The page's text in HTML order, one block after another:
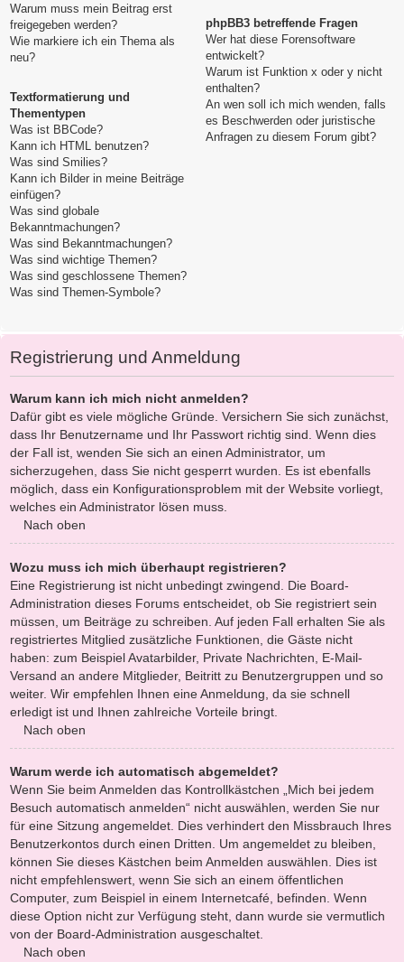
Warum muss mein Beitrag erst
freigegeben werden?
Wie markiere ich ein Thema als
neu?
Textformatierung und
Thementypen
Was ist BBCode?
Kann ich HTML benutzen?
Was sind Smilies?
Kann ich Bilder in meine Beiträge
einfügen?
Was sind globale
Bekanntmachungen?
Was sind Bekanntmachungen?
Was sind wichtige Themen?
Was sind geschlossene Themen?
Was sind Themen-Symbole?
phpBB3 betreffende Fragen
Wer hat diese Forensoftware
entwickelt?
Warum ist Funktion x oder y nicht
enthalten?
An wen soll ich mich wenden, falls
es Beschwerden oder juristische
Anfragen zu diesem Forum gibt?
Registrierung und Anmeldung
Warum kann ich mich nicht anmelden?
Dafür gibt es viele mögliche Gründe. Versichern Sie sich zunächst,
dass Ihr Benutzername und Ihr Passwort richtig sind. Wenn dies
der Fall ist, wenden Sie sich an einen Administrator, um
sicherzugehen, dass Sie nicht gesperrt wurden. Es ist ebenfalls
möglich, dass ein Konfigurationsproblem mit der Website vorliegt,
welches ein Administrator lösen muss.
Nach oben
Wozu muss ich mich überhaupt registrieren?
Eine Registrierung ist nicht unbedingt zwingend. Die Board-
Administration dieses Forums entscheidet, ob Sie registriert sein
müssen, um Beiträge zu schreiben. Auf jeden Fall erhalten Sie als
registriertes Mitglied zusätzliche Funktionen, die Gäste nicht
haben: zum Beispiel Avatarbilder, Private Nachrichten, E-Mail-
Versand an andere Mitglieder, Beitritt zu Benutzergruppen und so
weiter. Wir empfehlen Ihnen eine Anmeldung, da sie schnell
erledigt ist und Ihnen zahlreiche Vorteile bringt.
Nach oben
Warum werde ich automatisch abgemeldet?
Wenn Sie beim Anmelden das Kontrollkästchen „Mich bei jedem
Besuch automatisch anmelden“ nicht auswählen, werden Sie nur
für eine Sitzung angemeldet. Dies verhindert den Missbrauch Ihres
Benutzerkontos durch einen Dritten. Um angemeldet zu bleiben,
können Sie dieses Kästchen beim Anmelden auswählen. Dies ist
nicht empfehlenswert, wenn Sie sich an einem öffentlichen
Computer, zum Beispiel in einem Internetcafé, befinden. Wenn
diese Option nicht zur Verfügung steht, dann wurde sie vermutlich
von der Board-Administration ausgeschaltet.
Nach oben